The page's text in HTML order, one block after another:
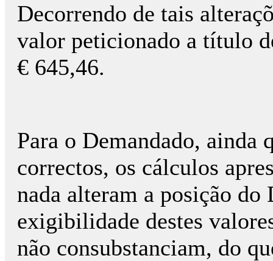
Decorrendo de tais
valor peticionado a título
€ 645,46.
Para o Demandado, ainda
correctos, os cálculos
nada alteram a posição do
exigibilidade destes
não consubstanciam, do